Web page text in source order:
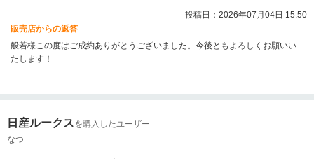
投稿日：2026年07月04日 15:50
販売店からの返答
般若様この度はご成約ありがとうございました。今後ともよろしくお願いい
たします！
日産ルークスを購入したユーザー
なつ